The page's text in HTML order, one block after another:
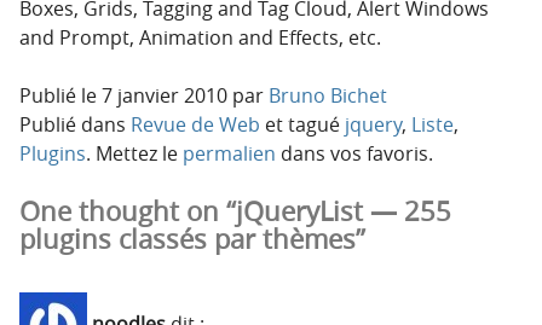
a
l
Boxes, Grids, Tagging and Tag Cloud, Alert Windows
and Prompt, Animation and Effects, etc.
Publié le7 janvier 2010 par Bruno Bichet
Publié dans Revue de Web et tagué jquery, Liste,
Plugins. Mettez le permalien dans vos favoris.
One thought on “jQueryList — 255
plugins classés par thèmes”